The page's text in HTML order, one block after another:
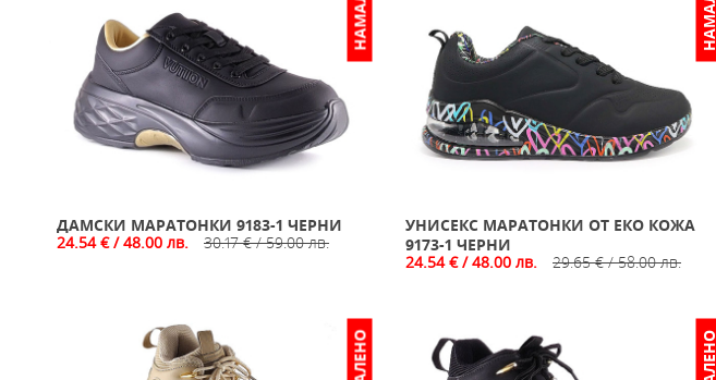
ДАМСКИ МАРАТОНКИ 9183-1 ЧЕРНИ
24.54 € / 48.00 лв.
30.17 € / 59.00 лв.
УНИСЕКС МАРАТОНКИ ОТ ЕКО КОЖА
9173-1 ЧЕРНИ
24.54 € / 48.00 лв.
29.65 € / 58.00 лв.